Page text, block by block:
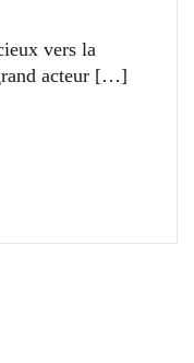
vers la
acteur